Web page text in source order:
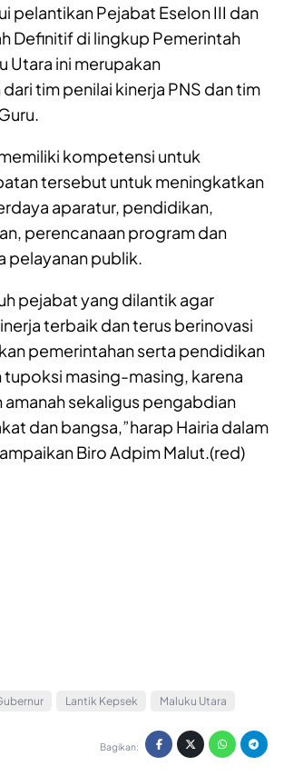
pelantikan Pejabat Eselon III dan
Definitif di lingkup Pemerintah
Utara ini merupakan
tim penilai kinerja PNS dan tim
kompetensi untuk
tersebut untuk meningkatkan
aparatur, pendidikan,
perencanaan program dan
pelayanan publik.
pejabat yang dilantik agar
terbaik dan terus berinovasi
pemerintahan serta pendidikan
tupoksi masing-masing, karena
amanah sekaligus pengabdian
dan bangsa,”harap Hairia dalam
Biro Adpim Malut.(red)
Lantik Kepsek Maluku Utara
Bagikan: